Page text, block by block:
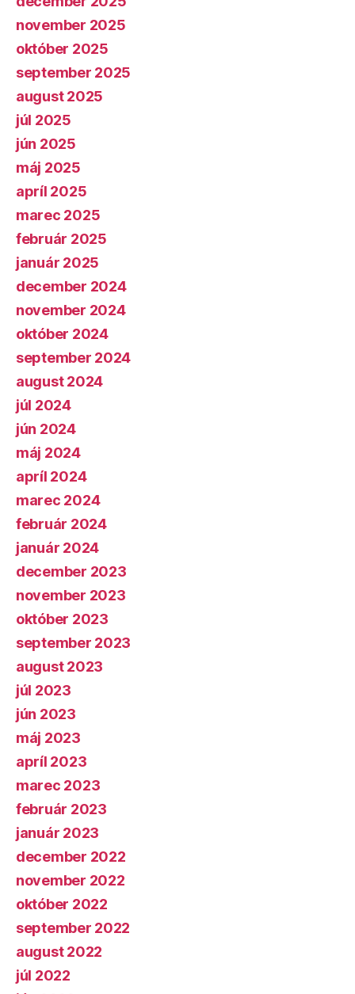
november 2025
október 2025
september 2025
august 2025
júl 2025
jún 2025
máj 2025
apríl 2025
marec 2025
február 2025
január 2025
december 2024
november 2024
október 2024
september 2024
august 2024
júl 2024
jún 2024
máj 2024
apríl 2024
marec 2024
február 2024
január 2024
december 2023
november 2023
október 2023
september 2023
august 2023
júl 2023
jún 2023
máj 2023
apríl 2023
marec 2023
február 2023
január 2023
december 2022
november 2022
október 2022
september 2022
august 2022
júl 2022